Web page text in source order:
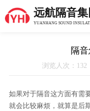
远航隔音集
YUANHANG SOUND
隔
浏览人次：
如果对于隔音这方面有需
就会比较麻烦，就算是后